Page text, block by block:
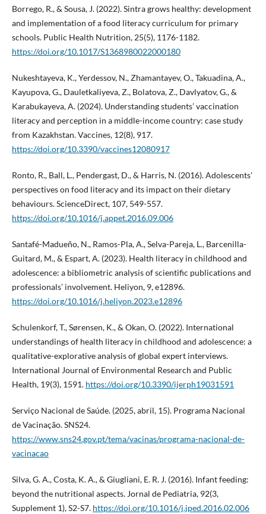
Borrego, R., & Sousa, J. (2022). Sintra grows healthy: development
and implementation of a food literacy curriculum for primary
schools. Public Health Nutrition, 25(5), 1176-1182.
https://doi.org/10.1017/S1368980022000180
Nukeshtayeva, K., Yerdessov, N., Zhamantayev, O., Takuadina, A.,
Kayupova, G., Dauletkaliyeva, Z., Bolatova, Z., Davlyatov, G., &
Karabukayeva, A. (2024). Understanding students’ vaccination
literacy and perception in a middle-income country: case study
from Kazakhstan. Vaccines, 12(8), 917.
https://doi.org/10.3390/vaccines12080917
Ronto, R., Ball, L., Pendergast, D., & Harris, N. (2016). Adolescents'
perspectives on food literacy and its impact on their dietary
behaviours. ScienceDirect, 107, 549-557.
https://doi.org/10.1016/j.appet.2016.09.006
Santafé-Madueño, N., Ramos-Pla, A., Selva-Pareja, L., Barcenilla-
Guitard, M., & Espart, A. (2023). Health literacy in childhood and
adolescence: a bibliometric analysis of scientific publications and
professionals’ involvement. Heliyon, 9, e12896.
https://doi.org/10.1016/j.heliyon.2023.e12896
Schulenkorf, T., Sørensen, K., & Okan, O. (2022). International
understandings of health literacy in childhood and adolescence: a
qualitative-explorative analysis of global expert interviews.
International Journal of Environmental Research and Public
Health, 19(3), 1591. https://doi.org/10.3390/ijerph19031591
Serviço Nacional de Saúde. (2025, abril, 15). Programa Nacional
de Vacinação. SNS24.
https://www.sns24.gov.pt/tema/vacinas/programa-nacional-de-
vacinacao
Silva, G. A., Costa, K. A., & Giugliani, E. R. J. (2016). Infant feeding:
beyond the nutritional aspects. Jornal de Pediatria, 92(3,
Supplement 1), S2-S7. https://doi.org/10.1016/j.jped.2016.02.006